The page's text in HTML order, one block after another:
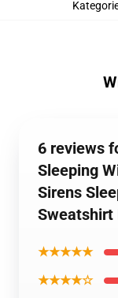
6 reviews
Sleeping
Sirens
Sweatshirt
★★★★★
★★★★☆